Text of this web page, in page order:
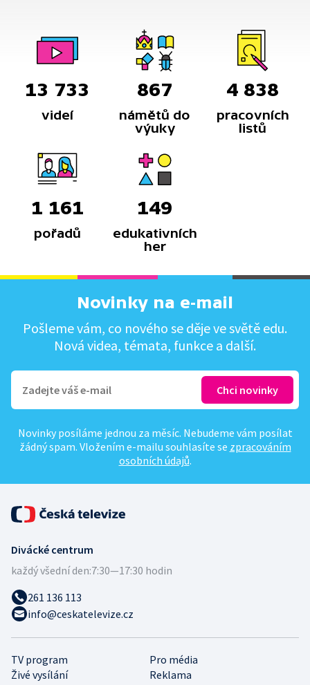
13 733
videí
867
námětů do
výuky
4 838
pracovních
listů
1 161
pořadů
149
edukativních
her
Novinky na e-mail
Pošleme vám, co nového se děje ve světě edu.
Nová videa, témata, funkce a další.
Novinky posíláme jednou za měsíc. Nebudeme vám posílat
žádný spam. Vložením e-mailu souhlasíte se zpracováním
osobních údajů.